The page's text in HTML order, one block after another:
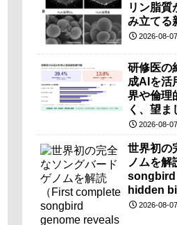
リン脂質
み立てる
2026-08-07
研修医の
成AIを活
界や倫理
く、望ま
も確認ー
2026-08-07
世界初の
ノムを
songbird
hidden
2026-08-07